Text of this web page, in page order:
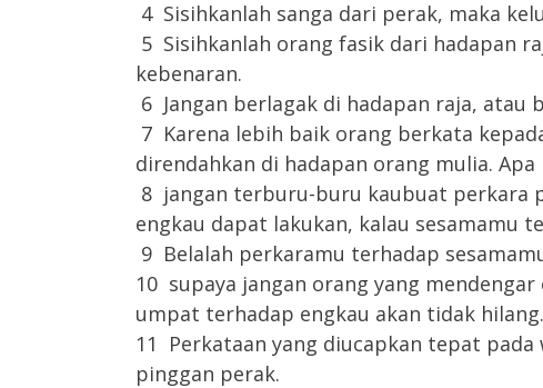
4 Sisihkanlah sanga dari perak, maka
5 Sisihkanlah orang fasik dari hadapan
kebenaran.
6 Jangan berlagak di hadapan raja,
7 Karena lebih baik orang berkata
direndahkan di hadapan orang mulia.
8 jangan terburu-buru kaubuat perkara
engkau dapat lakukan, kalau sesamamu
9 Belalah perkaramu terhadap
10 supaya jangan orang yang
umpat terhadap engkau akan tidak hilang.
11 Perkataan yang diucapkan tepat
pinggan perak.